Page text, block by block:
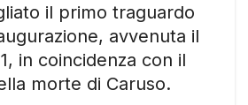
il primo traguardo
avvenuta il
in coincidenza con il
morte di Caruso.